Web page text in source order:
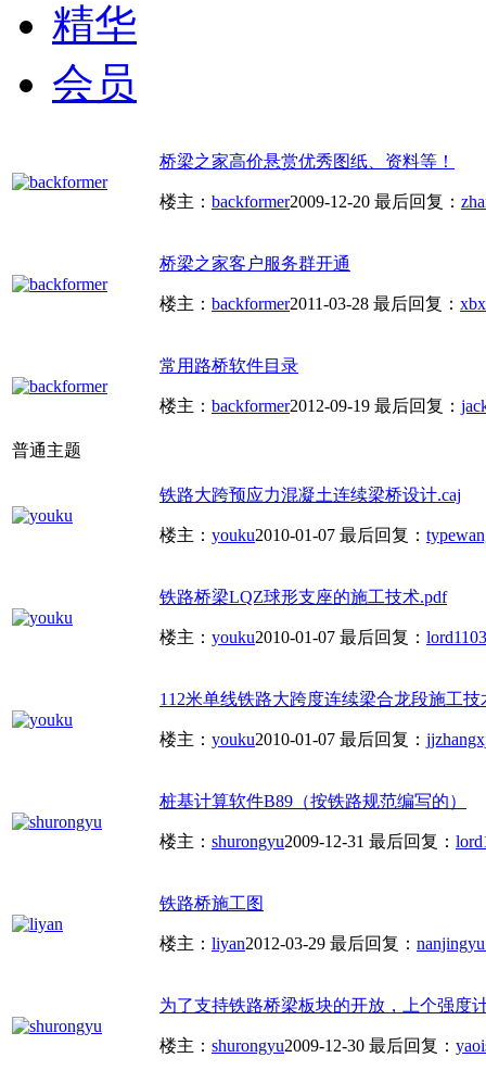
精华
会员
桥梁之家高价悬赏优秀图纸、资料等！
楼主： backformer2009-12-20 最后回复：
桥梁之家客户服务群开通
楼主： backformer2011-03-28 最后回复：
常用路桥软件目录
楼主： backformer2012-09-19 最后回复：
普通主题
铁路大跨预应力混凝土连续梁桥设计.caj
楼主： youku2010-01-07 最后回复：
铁路桥梁LQZ球形支座的施工技术.pdf
楼主： youku2010-01-07 最后回复： lord11
112米单线铁路大跨度连续梁合龙段施工技
楼主： youku2010-01-07 最后回复：
桩基计算软件B89（按铁路规范编写的）
楼主： shurongyu2009-12-31 最后回复：
铁路桥施工图
楼主： liyan2012-03-29 最后回复： nanjingyu
为了支持铁路桥梁板块的开放，上个强度
楼主： shurongyu2009-12-30 最后回复：